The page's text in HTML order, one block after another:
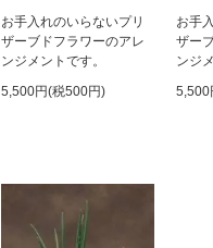
お手入れのいらないプリ
ザーブドフラワーのアレ
ンジメントです。
5,500円(税500円)
お手
ザー
ンジ
5,500